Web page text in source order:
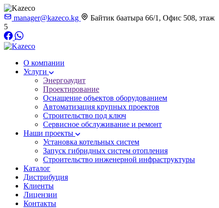
manager@kazeco.kg
Байтик баатыра 66/1, Офис 508, этаж
5
О компании
Услуги
Энергоаудит
Проектирование
Оснащение объектов оборудованием
Автоматизация крупных проектов
Строительство под ключ
Сервисное обслуживание и ремонт
Наши проекты
Установка котельных систем
Запуск гибридных систем отопления
Строительство инженерной инфраструктуры
Каталог
Дистрибуция
Клиенты
Лицензии
Контакты